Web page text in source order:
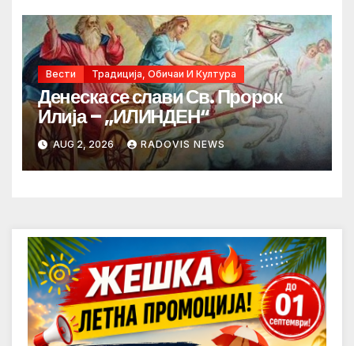
Вести Традиција, Обичаи И Култура
Денеска се слави Св. Пророк
Илија – „ИЛИНДЕН“
AUG 2, 2026 RADOVIS NEWS